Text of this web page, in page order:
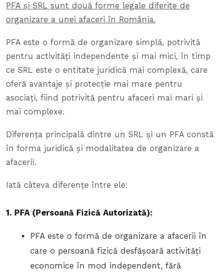
PFA și SRL sunt două forme legale diferite de
organizare a unei afaceri în România.
PFA este o formă de organizare simplă, potrivită
pentru activități independente și mai mici, în timp
ce SRL este o entitate juridică mai complexă, care
oferă avantaje și protecție mai mare pentru
asociați, fiind potrivită pentru afaceri mai mari și
mai complexe.
Diferența principală dintre un SRL și un PFA constă
în forma juridică și modalitatea de organizare a
afacerii.
Iată câteva diferențe între ele:
1. PFA (Persoană Fizică Autorizată):
PFA este o formă de organizare a afacerii în
care o persoană fizică desfășoară activități
economice în mod independent, fără